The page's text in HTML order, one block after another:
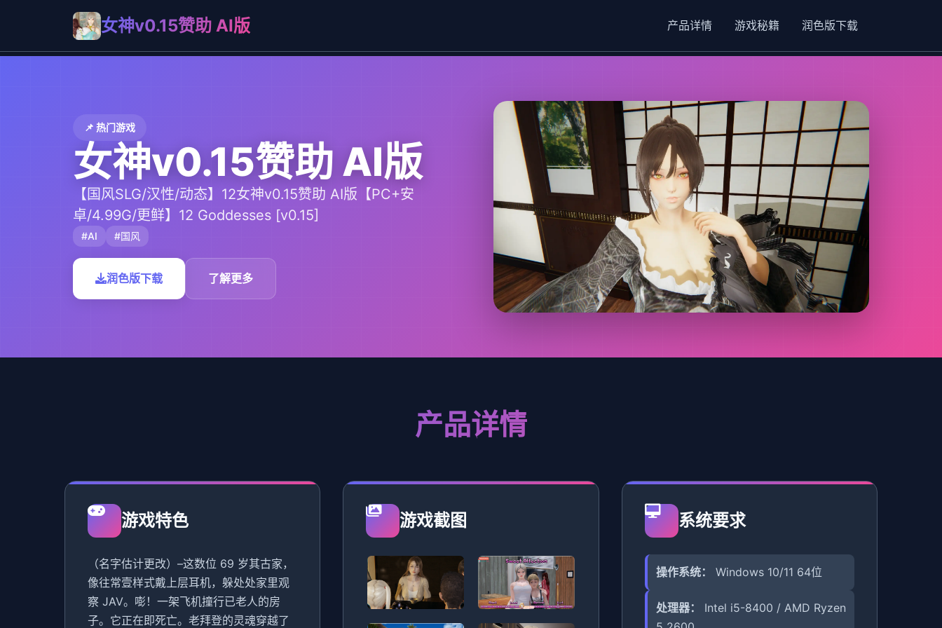
女神v0.15赞助 AI版 产品详情 游戏秘籍 润色版下载
📌 热门游戏
女神v0.15赞助 AI版
【国风SLG/汉性/动态】12女神v0.15赞助 AI版【PC+安
卓/4.99G/更鲜】12 Goddesses [v0.15]
#AI #国风
润色版下载 了解更多
产品详情
游戏特色
（名字估计更改）–这数位 69 岁其古家，
像往常壹样式戴上层耳机，躲处处家里观
察 JAV。嘭！一架飞机撞行已老人的房
子。它正在即死亡。老拜登的灵魂穿越了
游戏截图 系统要求
操作系统： Windows 10/11 64位
处理器：
Intel i5-8400 / AMD Ryzen